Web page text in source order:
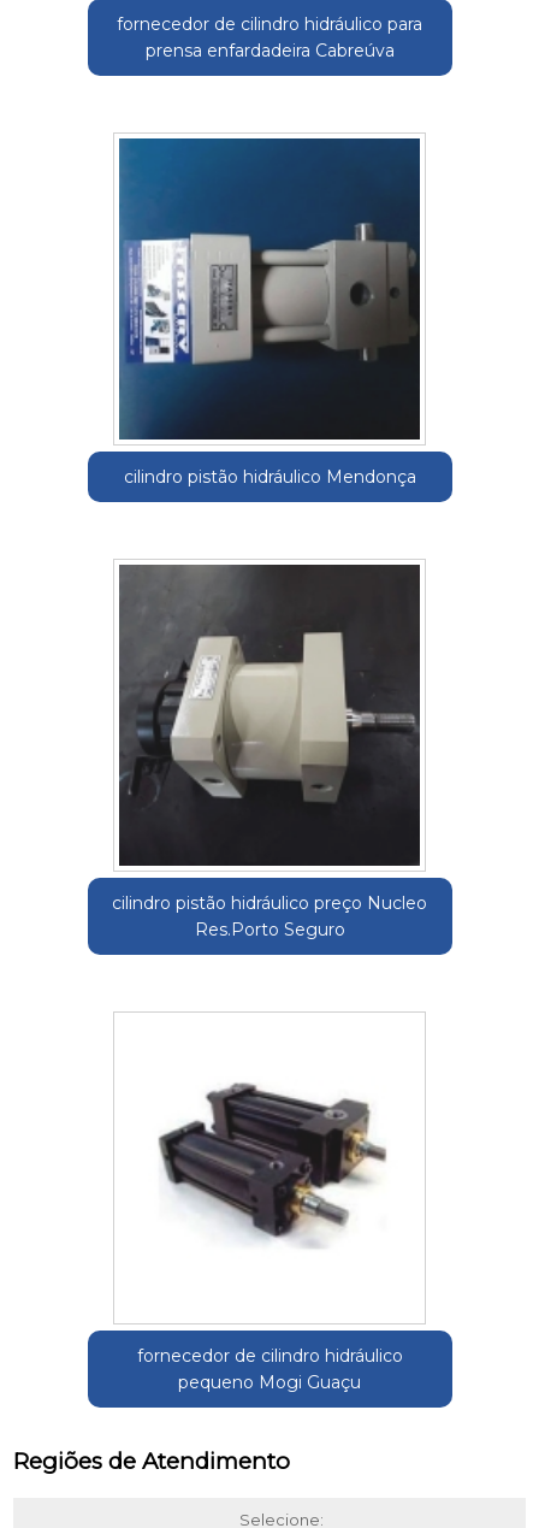
fornecedor de cilindro hidráulico para
prensa enfardadeira Cabreúva
cilindro pistão hidráulico Mendonça
cilindro pistão hidráulico preço Nucleo
Res.Porto Seguro
fornecedor de cilindro hidráulico
pequeno Mogi Guaçu
Regiões de Atendimento
Selecione: